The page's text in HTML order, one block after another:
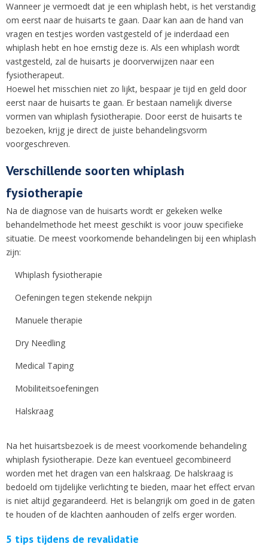
Wanneer je vermoedt dat je een whiplash hebt, is het verstandig
om eerst naar de huisarts te gaan. Daar kan aan de hand van
vragen en testjes worden vastgesteld of je inderdaad een
whiplash hebt en hoe ernstig deze is. Als een whiplash wordt
vastgesteld, zal de huisarts je doorverwijzen naar een
fysiotherapeut.
Hoewel het misschien niet zo lijkt, bespaar je tijd en geld door
eerst naar de huisarts te gaan. Er bestaan namelijk diverse
vormen van whiplash fysiotherapie. Door eerst de huisarts te
bezoeken, krijg je direct de juiste behandelingsvorm
voorgeschreven.
Verschillende soorten whiplash
fysiotherapie
Na de diagnose van de huisarts wordt er gekeken welke
behandelmethode het meest geschikt is voor jouw specifieke
situatie. De meest voorkomende behandelingen bij een whiplash
zijn:
Whiplash fysiotherapie
Oefeningen tegen stekende nekpijn
Manuele therapie
Dry Needling
Medical Taping
Mobiliteitsoefeningen
Halskraag
Na het huisartsbezoek is de meest voorkomende behandeling
whiplash fysiotherapie. Deze kan eventueel gecombineerd
worden met het dragen van een halskraag. De halskraag is
bedoeld om tijdelijke verlichting te bieden, maar het effect ervan
is niet altijd gegarandeerd. Het is belangrijk om goed in de gaten
te houden of de klachten aanhouden of zelfs erger worden.
5 tips tijdens de revalidatie